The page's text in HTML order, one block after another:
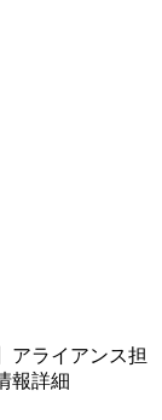
アライアンス担
報詳細